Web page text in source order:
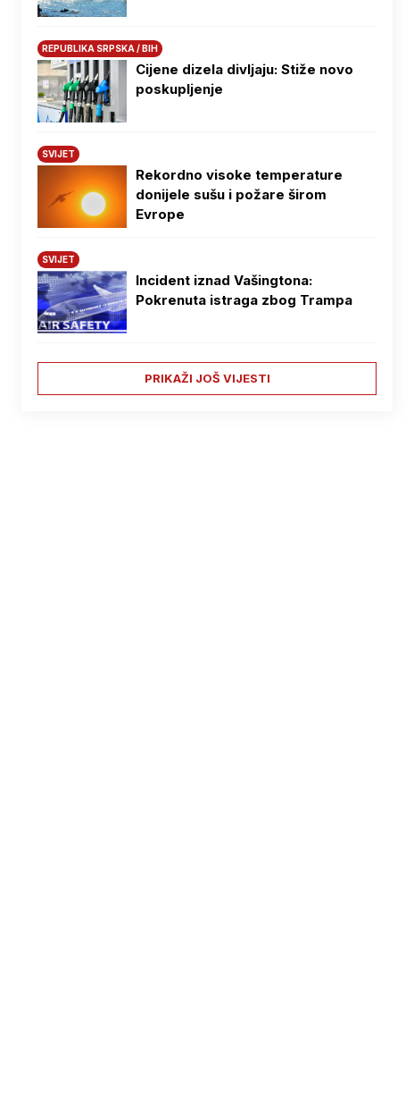
REPUBLIKA SRPSKA / BIH
Cijene dizela divljaju: Stiže novo
poskupljenje
SVIJET
Rekordno visoke temperature
donijele sušu i požare širom
Evrope
SVIJET
Incident iznad Vašingtona:
Pokrenuta istraga zbog Trampa
PRIKAŽI JOŠ VIJESTI